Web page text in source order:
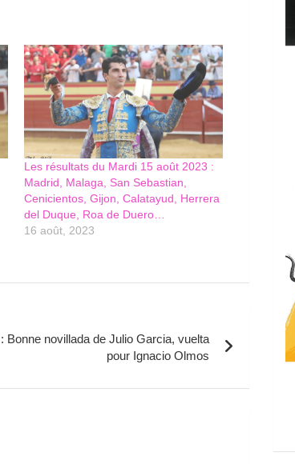
Les résultats du Mardi 15 août 2023 :
Madrid, Malaga, San Sebastian,
Cenicientos, Gijon, Calatayud, Herrera
del Duque, Roa de Duero…
16 août, 2023
Bonne novillada de Julio Garcia, vuelta
pour Ignacio Olmos